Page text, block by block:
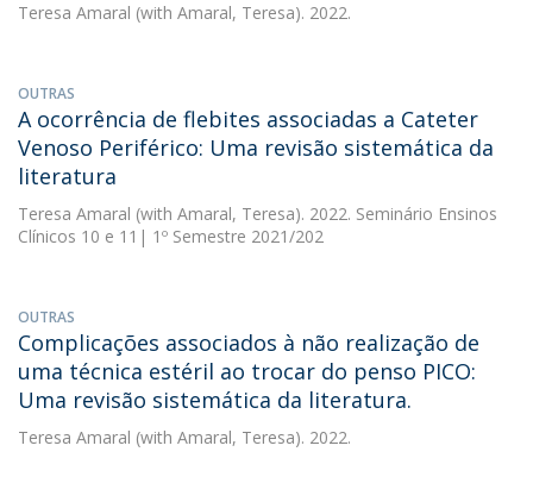
Teresa Amaral (with Amaral, Teresa). 2022.
OUTRAS
A ocorrência de flebites associadas a Cateter
Venoso Periférico: Uma revisão sistemática da
literatura
Teresa Amaral (with Amaral, Teresa). 2022. Seminário Ensinos
Clínicos 10 e 11| 1º Semestre 2021/202
OUTRAS
Complicações associados à não realização de
uma técnica estéril ao trocar do penso PICO:
Uma revisão sistemática da literatura.
Teresa Amaral (with Amaral, Teresa). 2022.